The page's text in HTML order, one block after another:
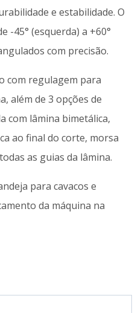
e estabilidade. O
-45° (esquerda) a +60°
com precisão.
com regulagem para
além de 3 opções de
com lâmina bimetálica,
ao final do corte, morsa
as guias da lâmina.
para cavacos e
da máquina na